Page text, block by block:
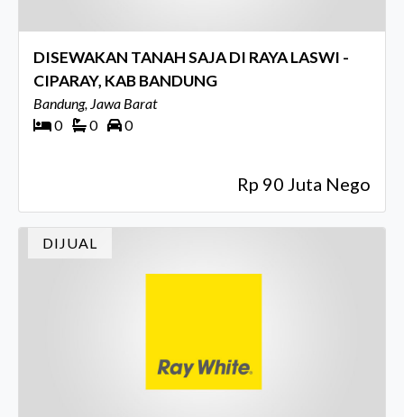
DISEWAKAN TANAH SAJA DI RAYA LASWI -
CIPARAY, KAB BANDUNG
Bandung, Jawa Barat
0
0 0
Rp 90 Juta Nego
DIJUAL